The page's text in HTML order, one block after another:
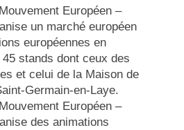
Européen –
un marché européen
européennes en
stands dont ceux des
et celui de la Maison de
Germain-en-Laye.
Européen –
des animations